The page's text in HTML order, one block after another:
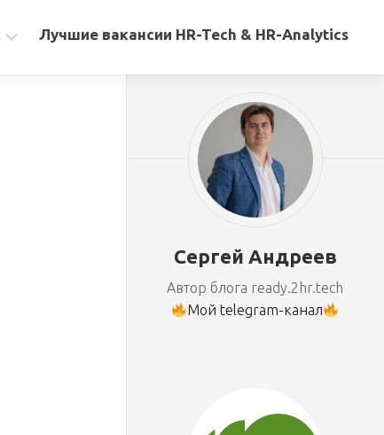
Лучшие вакансии HR-Tech & HR-Analytics
Сергей Андреев
Автор блога ready.2hr.tech
Мой telegram-канал